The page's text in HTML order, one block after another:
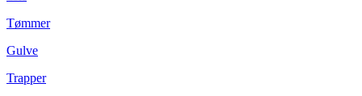
Tømmer
Gulve
Trapper